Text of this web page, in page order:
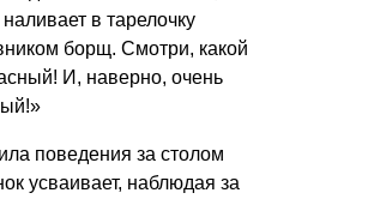
в тарелочку
борщ. Смотри, какой
И, наверно, очень
поведения за столом
усваивает, наблюдая за